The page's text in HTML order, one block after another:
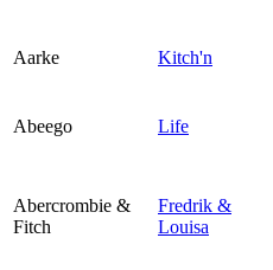
Aarke Kitch'n
Abeego Life
Abercrombie &
Fitch
Fredrik &
Louisa